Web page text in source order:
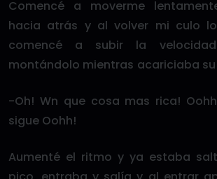
Comencé a moverme
hacia atrás y al volver mi culo
comencé a subir la
montándolo mientras acariciaba
-Oh! Wn que cosa mas rica!
sigue Oohh!
Aumenté el ritmo y ya estaba